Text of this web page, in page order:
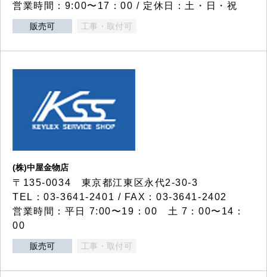
営業時間：9:00〜17：00 / 定休日：土・日・祝
販売可 工事・取付可
(株)中屋金物店
〒135-0034 東京都江東区永代2-30-3
TEL：03-3641-2401 / FAX：03-3641-2402
営業時間：平日 7:00〜19：00 土 7：00〜14：
00
販売可 工事・取付可